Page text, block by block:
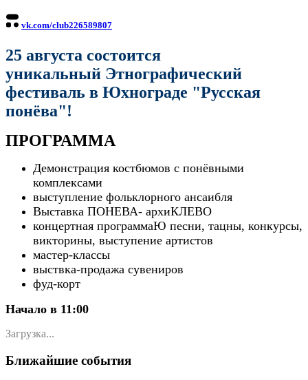
vk.com/club226589807
25 августа состоится
уникальный Этнографический
фестиваль в Юхнограде "Русская
понёва"!
ПРОГРАММА
Демонстрация костбюмов с понёвными
комплексами
выступление фольклорного ансаибля
Выставка ПОНЕВА- архиКЛЕВО
концертная программаЮ песни, тацны, конкурсы,
викторины, выступение артистов
мастер-классы
выствка-продажа сувениров
фуд-корт
Начало в 11:00
Загрузка...
Ближайшие события